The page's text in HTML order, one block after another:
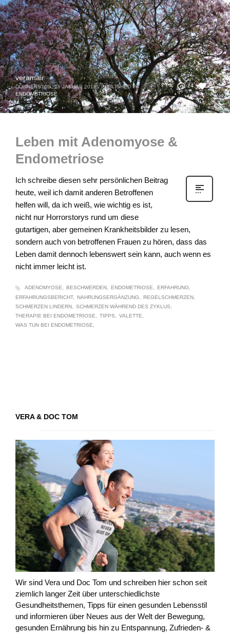
24 30
veramair
DONNERSTAG, 18 JANUAR 2018 / PUBLISHED IN
ENDOMETRIOSE
Leben mit Adenomyose &
Endometriose
Ich schreibe diesen sehr persönlichen Beitrag
heute, weil ich damit anderen Betroffenen
helfen will, da ich weiß, wie wichtig es ist,
nicht nur Horrorstorys rund um diese
gutartigen, aber gemeinen Krankheitsbilder zu lesen,
sondern auch von betroffenen Frauen zu hören, dass das
Leben damit dennoch lebenswert sein kann, auch wenn es
nicht immer leicht ist.
ADENOMYOSE BESCHWERDEN ENDOMETRIOSE
ERFAHRUNG
ERFAHRUNGSBERICHT
NAHRUNGSERGÄNZUNG
REGELSCHMERZEN
SCHMERZEN LINDERN
SCHMERZEN WÄHREND DES ZYKLUS
THERAPIE BEI ENDOMETRIOSE
TIPPS
VALETTE
WAS TUN BEI ENDOMETRIOSE
VERA & DOC TOM
Wir sind Vera und Doc Tom und schreiben hier schon seit
ziemlich langer Zeit über unterschiedlichste
Gesundheitsthemen, Tipps für einen gesunden Lebensstil
und informieren über Neues aus der Welt der Bewegung,
gesunden Ernährung bis hin zu Entspannung, Zufrieden- &